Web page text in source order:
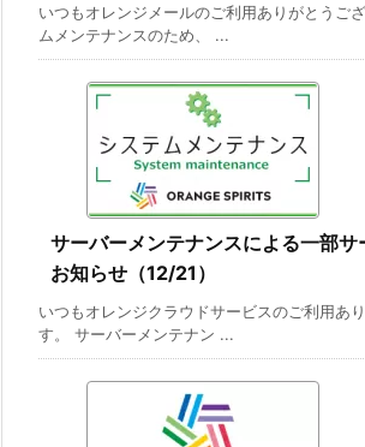
いつもオレンジメールのご利用ありがとうご
ムメンテナンスのため、 ...
サーバーメンテナンスによる一部サ
お知らせ（12/21）
いつもオレンジクラウドサービスのご利用あ
す。 サーバーメンテナン ...